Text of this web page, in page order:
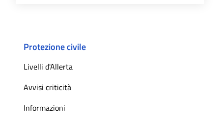
Protezione civile
Livelli d'Allerta
Avvisi criticità
Informazioni